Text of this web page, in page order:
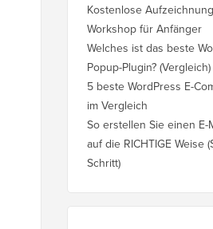
Kostenlose
Workshop für Anfänger
Welches ist das beste
Popup-Plugin? (Vergleich)
5 beste WordPress E-
im Vergleich
So erstellen Sie einen E-
auf die RICHTIGE Weise
Schritt)